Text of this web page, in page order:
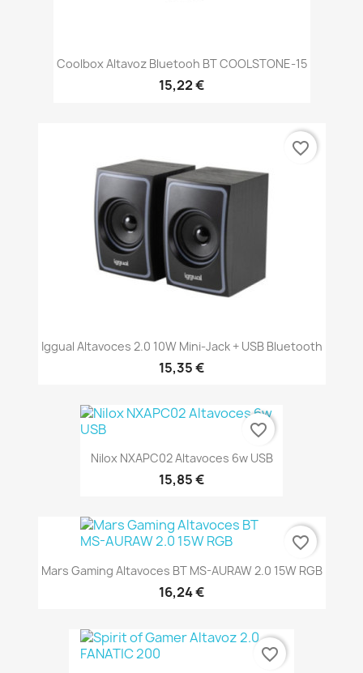
Coolbox Altavoz Bluetooh BT COOLSTONE-15
15,22 €
Iggual Altavoces 2.0 10W Mini-Jack + USB Bluetooth
15,35 €
favorite_border
Nilox NXAPC02 Altavoces 6w USB
15,85 €
favorite_border
Mars Gaming Altavoces BT MS-AURAW 2.0 15W RGB
16,24 €
favorite_border
favorite_border